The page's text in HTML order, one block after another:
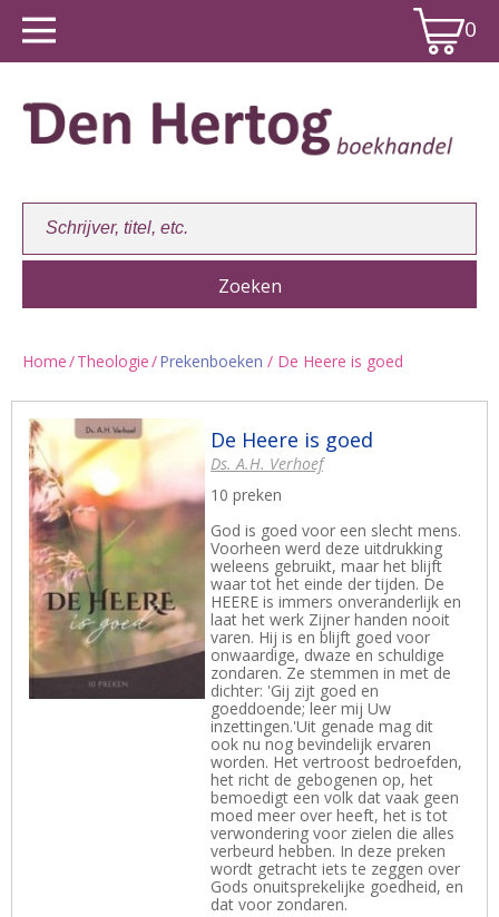
0
Home/Theologie/Prekenboeken / De Heere is goed
De Heere is goed
Ds. A.H. Verhoef
10 preken
God is goed voor een slecht mens.
Voorheen werd deze uitdrukking
weleens gebruikt, maar het blijft
waar tot het einde der tijden. De
HEERE is immers onveranderlijk en
laat het werk Zijner handen nooit
varen. Hij is en blijft goed voor
onwaardige, dwaze en schuldige
zondaren. Ze stemmen in met de
dichter: 'Gij zijt goed en
goeddoende; leer mij Uw
inzettingen.'Uit genade mag dit
ook nu nog bevindelijk ervaren
worden. Het vertroost bedroefden,
het richt de gebogenen op, het
bemoedigt een volk dat vaak geen
moed meer over heeft, het is tot
verwondering voor zielen die alles
verbeurd hebben. In deze preken
wordt getracht iets te zeggen over
Gods onuitsprekelijke goedheid, en
dat voor zondaren.